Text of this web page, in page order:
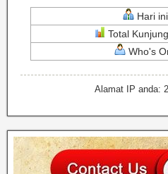
Hari
Total
Who's
Alamat IP anda: